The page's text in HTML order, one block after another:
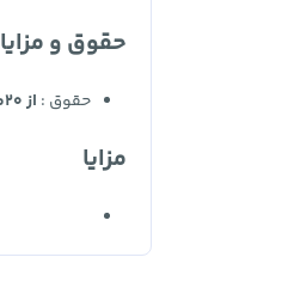
حقوق و مزایا
حقوق : از 20میلیون تا 25 میلیون
مزایا